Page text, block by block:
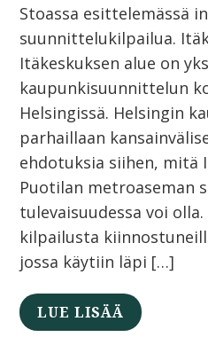
Stoassa esittelemässä
suunnittelukilpailua.
Itäkeskuksen alue on
kaupunkisuunnittelun
Helsingissä. Helsingin
parhaillaan
ehdotuksia siihen, mitä
Puotilan metroaseman
tulevaisuudessa voi
kilpailusta
jossa käytiin läpi […]
LUE LISÄÄ